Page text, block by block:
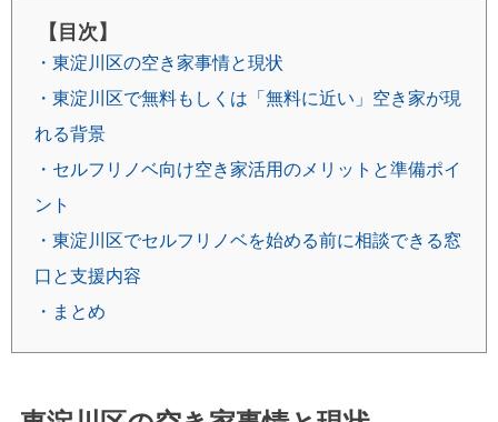
【目次】
・東淀川区の空き家事情と現状
・東淀川区で無料もしくは「無料に近い」空き家が現
れる背景
・セルフリノベ向け空き家活用のメリットと準備ポイ
ント
・東淀川区でセルフリノベを始める前に相談できる窓
口と支援内容
・まとめ